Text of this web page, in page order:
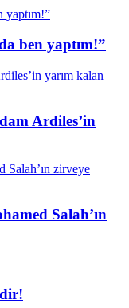
ben yaptım!”
Ardiles’in
Salah’ın